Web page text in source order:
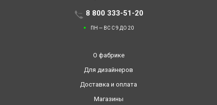
8 800 333-51-20
ПН — ВС С 9 ДО 20
О фабрике
Для дизайнеров
Доставка и оплата
Магазины